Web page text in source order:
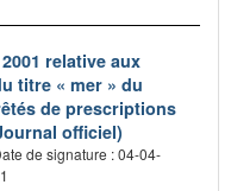
relative aux
titre « mer » du
de prescriptions
officiel)
de signature : 04-04-